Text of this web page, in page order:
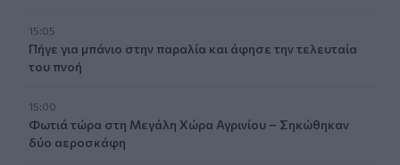
15:05
Πήγε για μπάνιο στην παραλία και άφησε την τελευταία
του πνοή
15:00
Φωτιά τώρα στη Μεγάλη Χώρα Αγρινίου – Σηκώθηκαν
δύο αεροσκάφη